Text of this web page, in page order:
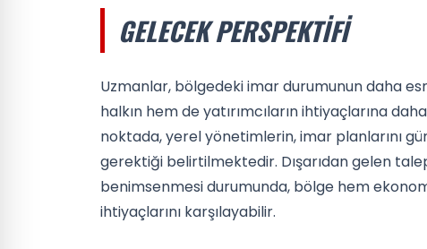
GELECEK PERSPEKTIFI
Uzmanlar, bölgedeki imar durumunun daha
halkın hem de yatırımcıların ihtiyaçlarına
noktada, yerel yönetimlerin, imar planlarını
gerektiği belirtilmektedir. Dışarıdan gelen
benimsenmesi durumunda, bölge hem
ihtiyaçlarını karşılayabilir.